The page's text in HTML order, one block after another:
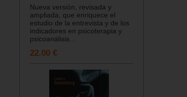
Nueva versión, revisada y
ampliada, que enriquece el
estudio de la entrevista y de los
indicadores en psicoterapia y
psicoanálisis...
22.00 €